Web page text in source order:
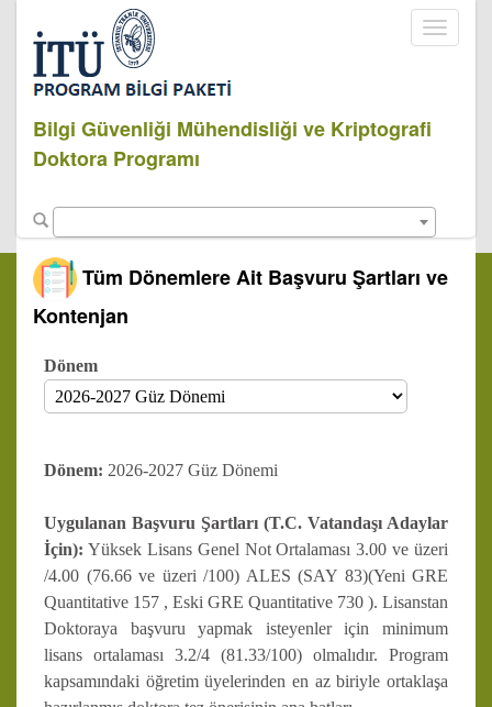
Toggle
Bilgi Güvenliği Mühendisliği ve Kriptografi
Doktora Programı
Tüm Dönemlere Ait Başvuru Şartları ve
Kontenjan
Dönem
Dönem: 2026-2027 Güz Dönemi
Uygulanan Başvuru Şartları (T.C. Vatandaşı Adaylar
İçin): Yüksek Lisans Genel Not Ortalaması 3.00 ve üzeri
/4.00 (76.66 ve üzeri /100) ALES (SAY 83)(Yeni GRE
Quantitative 157 , Eski GRE Quantitative 730 ). Lisanstan
Doktoraya başvuru yapmak isteyenler için minimum
lisans ortalaması 3.2/4 (81.33/100) olmalıdır. Program
kapsamındaki öğretim üyelerinden en az biriyle ortaklaşa